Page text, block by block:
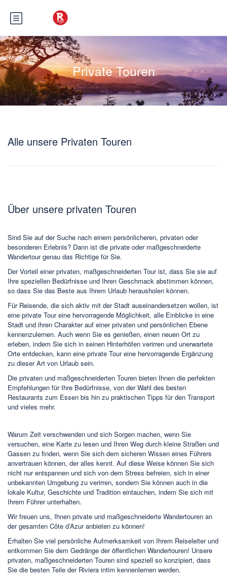
Private Touren
Alle unsere Privaten Touren
Über unsere privaten Touren
Sind Sie auf der Suche nach einem persönlicheren, privaten oder
besonderen Erlebnis? Dann ist die private oder maßgeschneiderte
Wandertour genau das Richtige für Sie.
Der Vorteil einer privaten, maßgeschneiderten Tour ist, dass Sie sie auf
Ihre speziellen Bedürfnisse und Ihren Geschmack abstimmen können,
so dass Sie das Beste aus Ihrem Urlaub herausholen können.
Für Reisende, die sich aktiv mit der Stadt auseinandersetzen wollen, ist
eine private Tour eine hervorragende Möglichkeit, alle Einblicke in eine
Stadt und ihren Charakter auf einer privaten und persönlichen Ebene
kennenzulernen. Auch wenn Sie es genießen, einen neuen Ort zu
erleben, indem Sie sich in seinen Hinterhöfen verirren und unerwartete
Orte entdecken, kann eine private Tour eine hervorragende Ergänzung
zu dieser Art von Urlaub sein.
Die privaten und maßgeschneiderten Touren bieten Ihnen die perfekten
Empfehlungen für Ihre Bedürfnisse, von der Wahl des besten
Restaurants zum Essen bis hin zu praktischen Tipps für den Transport
und vieles mehr.
Warum Zeit verschwenden und sich Sorgen machen, wenn Sie
versuchen, eine Karte zu lesen und Ihren Weg durch kleine Straßen und
Gassen zu finden, wenn Sie sich dem sicheren Wissen eines Führers
anvertrauen können, der alles kennt. Auf diese Weise können Sie sich
nicht nur entspannen und sich von dem Stress befreien, sich in einer
unbekannten Umgebung zu verirren, sondern Sie können auch in die
lokale Kultur, Geschichte und Tradition eintauchen, indem Sie sich mit
Ihrem Führer unterhalten.
Wir freuen uns, Ihnen private und maßgeschneiderte Wandertouren an
der gesamten Côte d’Azur anbieten zu können!
Erhalten Sie viel persönliche Aufmerksamkeit von Ihrem Reiseleiter und
entkommen Sie dem Gedränge der öffentlichen Wandertouren! Unsere
privaten, maßgeschneiderten Touren sind speziell so konzipiert, dass
Sie die besten Teile der Riviera intim kennenlernen werden.